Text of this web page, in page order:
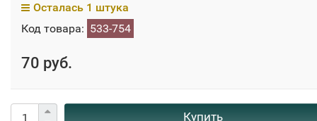
Осталась 1 штука
Код товара: 533-754
70 руб.
Купить